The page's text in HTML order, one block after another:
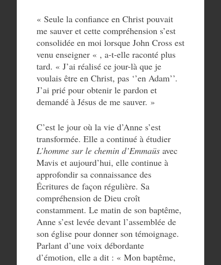
« Seule la confiance en Christ pouvait
me sauver et cette compréhension s’est
consolidée en moi lorsque John Cross est
venu enseigner « , a-t-elle raconté plus
tard. « J’ai réalisé ce jour-là que je
voulais être en Christ, pas ‘’en Adam’’.
J’ai prié pour obtenir le pardon et
demandé à Jésus de me sauver. »
C’est le jour où la vie d’Anne s’est
transformée. Elle a continué à étudier
L’homme sur le chemin d’Emmaüsavec
Mavis et aujourd’hui, elle continue à
approfondir sa connaissance des
Écritures de façon régulière. Sa
compréhension de Dieu croît
constamment. Le matin de son baptême,
Anne s’est levée devant l’assemblée de
son église pour donner son témoignage.
Parlant d’une voix débordante
d’émotion, elle a dit : « Mon baptême,